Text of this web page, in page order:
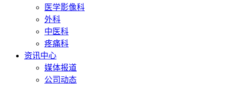
医学影像科
外科
中医科
疼痛科
资讯中心
媒体报道
公司动态